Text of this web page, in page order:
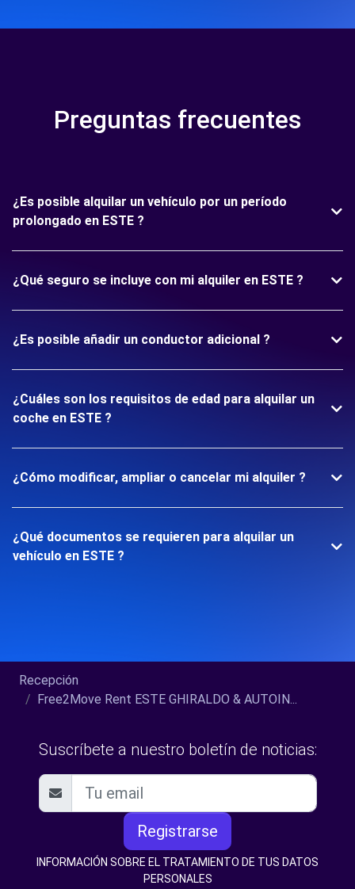
Preguntas frecuentes
¿Es posible alquilar un vehículo por un período
prolongado en ESTE ?
¿Qué seguro se incluye con mi alquiler en ESTE ?
¿Es posible añadir un conductor adicional ?
¿Cuáles son los requisitos de edad para alquilar un
coche en ESTE ?
¿Cómo modificar, ampliar o cancelar mi alquiler ?
¿Qué documentos se requieren para alquilar un
vehículo en ESTE ?
Recepción
Free2Move Rent ESTE GHIRALDO & AUTOIN...
Suscríbete a nuestro boletín de noticias:
Registrarse
INFORMACIÓN SOBRE EL TRATAMIENTO DE TUS DATOS
PERSONALES